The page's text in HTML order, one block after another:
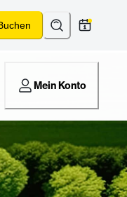
Suchen*
Mein Konto